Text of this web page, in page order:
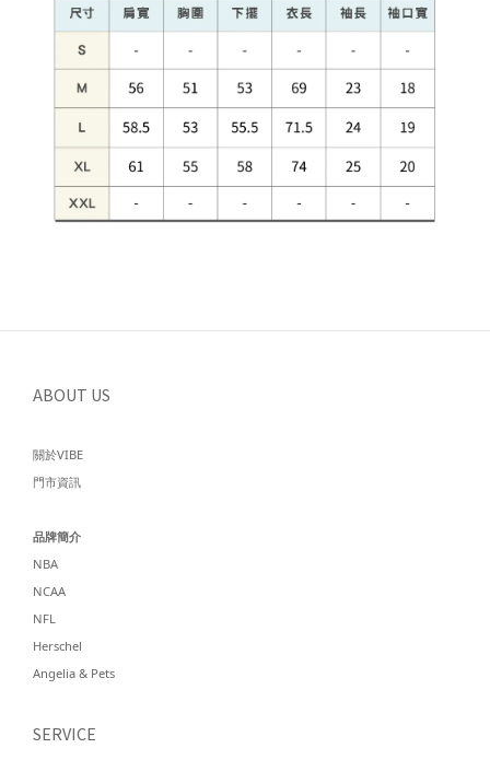
ABOUT US
關於VIBE
門市資訊
品牌簡介
NBA
NCAA
NFL
Herschel
Angelia & Pets
SERVICE